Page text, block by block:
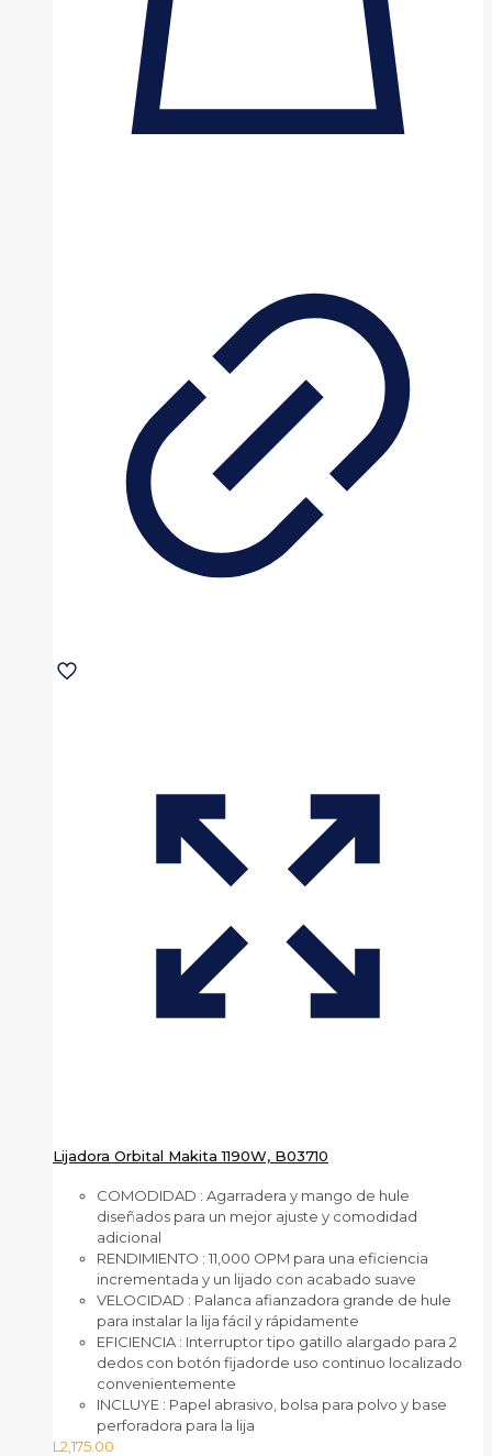
Lijadora Orbital Makita 1190W, B03710
COMODIDAD : Agarradera y mango de hule
diseñados para un mejor ajuste y comodidad
adicional
RENDIMIENTO : 11,000 OPM para una eficiencia
incrementada y un lijado con acabado suave
VELOCIDAD : Palanca afianzadora grande de hule
para instalar la lija fácil y rápidamente
EFICIENCIA : Interruptor tipo gatillo alargado para 2
dedos con botón fijadorde uso continuo localizado
convenientemente
INCLUYE : Papel abrasivo, bolsa para polvo y base
perforadora para la lija
L2,175.00